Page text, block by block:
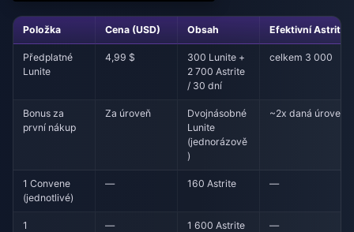
Položka Cena (USD) Obsah Efektivní Astrite
Předplatné
Lunite
4,99 $
300 Lunite +
2 700 Astrite
/ 30 dní
celkem 3 000
Bonus za
první nákup
Za úroveň
Dvojnásobné
Lunite
(jednorázově
)
~2x daná úroveň
1 Convene
(jednotlivé)
— 160 Astrite —
1
— 1 600 Astrite —